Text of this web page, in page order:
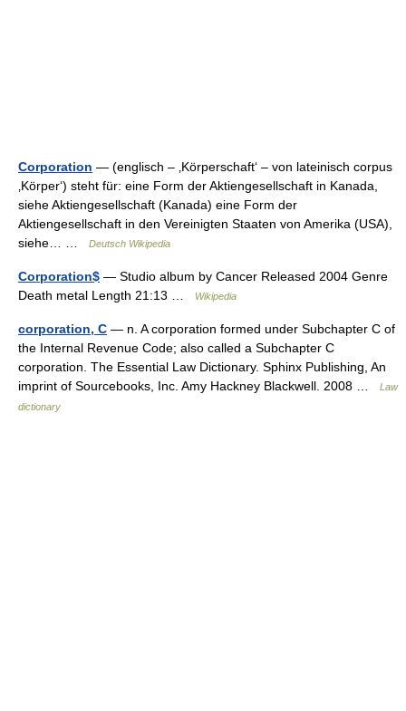
Corporation — (englisch – ‚Körperschaft‘ – von lateinisch corpus
‚Körper‘) steht für: eine Form der Aktiengesellschaft in Kanada,
siehe Aktiengesellschaft (Kanada) eine Form der
Aktiengesellschaft in den Vereinigten Staaten von Amerika (USA),
siehe… …
Deutsch Wikipedia
Corporation$ — Studio album by Cancer Released 2004 Genre
Death metal Length 21:13 …
Wikipedia
corporation, C — n. A corporation formed under Subchapter C of
the Internal Revenue Code; also called a Subchapter C
corporation. The Essential Law Dictionary. Sphinx Publishing, An
imprint of Sourcebooks, Inc. Amy Hackney Blackwell. 2008 …
Law
dictionary